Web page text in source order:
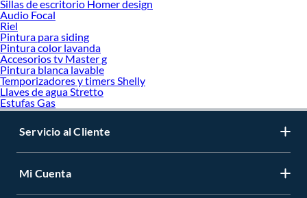
Sillas de escritorio Homer design
Audio Focal
Riel
Pintura para siding
Pintura color lavanda
Accesorios tv Master g
Pintura blanca lavable
Temporizadores y timers Shelly
Llaves de agua Stretto
Estufas Gas
Servicio al Cliente
Mi Cuenta